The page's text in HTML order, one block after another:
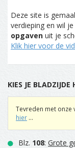
Deze site is
verdieping en wil
opgaven uit je
Klik hier voor de
KIES JE BLADZIJDE
Tevreden met onze
hier ...
Blz. 108: Grote